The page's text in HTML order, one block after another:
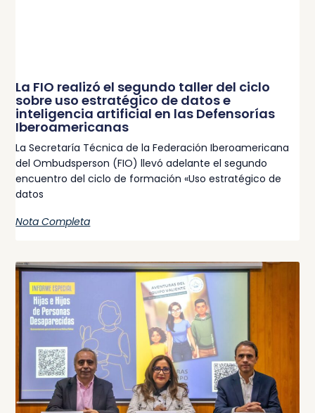
La FIO realizó el segundo taller del ciclo
sobre uso estratégico de datos e
inteligencia artificial en las Defensorías
Iberoamericanas
La Secretaría Técnica de la Federación Iberoamericana
del Ombudsperson (FIO) llevó adelante el segundo
encuentro del ciclo de formación «Uso estratégico de
datos
Nota Completa